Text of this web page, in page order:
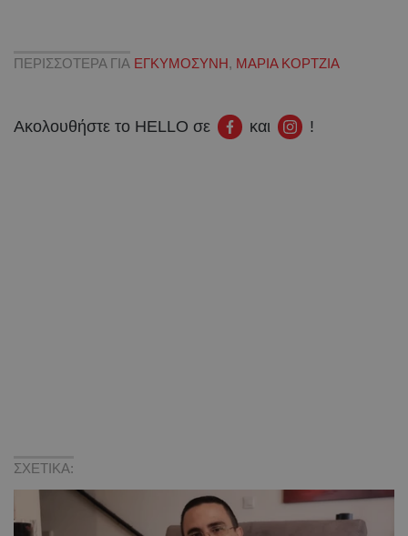
ΠΕΡΙΣΣΟΤΕΡΑ ΓΙΑ ΕΓΚΥΜΟΣΥΝΗ, ΜΑΡΙΑ ΚΟΡΤΖΙΑ
Ακολουθήστε το HELLO σε και !
ΣΧΕΤΙΚΑ: